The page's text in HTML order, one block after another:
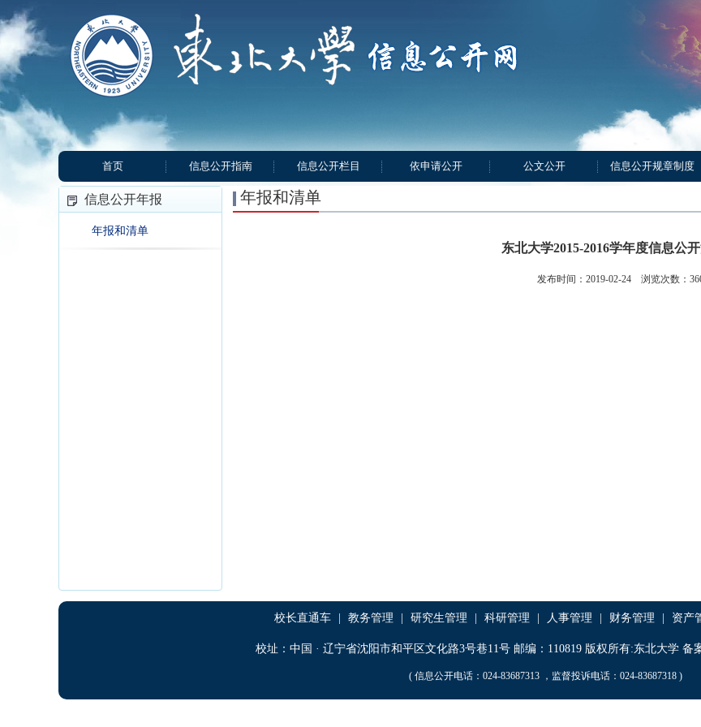
首页 信息公开指南 信息公开栏目 依申请公开 公文公开 信息公开规章制度
信息公开年报
年报和清单
年报和清单
东北大学2015-2016学年度信息公
发布时间：2019-02-24 浏览次数：
校长直通车 教务管理 研究生管理 科研管理 人事管理 财务管理 资产
校址：中国 · 辽宁省沈阳市和平区文化路3号巷11号 邮编：110819 版权所有:东北大学 备
( 信息公开电话：024-83687313 ，监督投诉电话：024-83687318 )